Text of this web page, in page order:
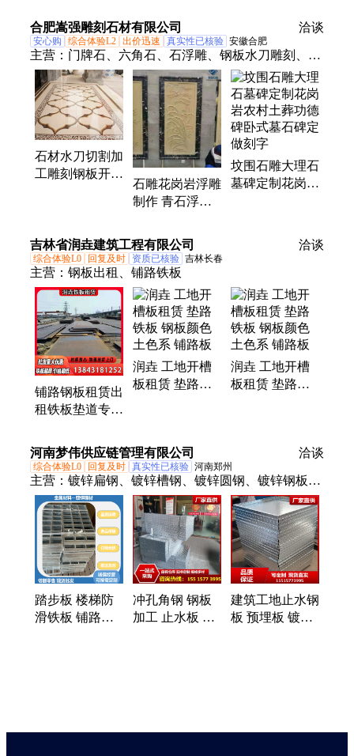
钢板材料 耐磨
抗冲击
合肥嵩强雕刻石材有限公司 洽谈
安心购 综合体验L2 出价迅速 真实性已核验 安徽合肥
主营： 门牌石、六角石、石浮雕、钢板水刀雕刻、大
理石、河堤石、凉亭石、花园石、泰山石、厂牌石、
石山门、景观石、自然石、青石板、风景石、雪浪
石、仿古石、门口石头、户外石桌、伟人雕塑、石雕
小桥、浮雕石雕、人物石雕、青石貔貅、栏杆护栏、
门口石雕
石材水刀切割加
工雕刻钢板开槽
石雕花岗岩浮雕
制作 青石浮雕
壁挂 大理石雕
花
坟围石雕大理石
墓碑定制花岗岩
吉林省润垚建筑工程有限公司 洽谈
综合体验L0 回复及时 资质已核验 吉林长春
主营： 钢板出租、铺路铁板
铺路钢板租赁出
租铁板垫道专用
长 春
润垚 工地开槽
板租赁 垫路铁
润垚 工地开槽
板租赁 垫路铁
河南梦伟供应链管理有限公司 洽谈
综合体验L0 回复及时 真实性已核验 河南郑州
主营： 镀锌扁钢、镀锌槽钢、镀锌圆钢、镀锌钢板、
钢板、镀锌花纹板、镀锌开平板、镀锌工字钢、镀锌
方管、镀锌矩管、镀锌角钢、镀锌卷开平、镀锌盘
圆、镀锌格栅板、开平板、幕墙连接件、配件、高新
层角钢、高新层槽钢、打包扣、H型钢、镀锌钢格
板、冲孔角钢、角码、热镀锌
踏步板 楼梯防
滑铁板 铺路钢
冲孔角钢 钢板
加工 止水板 开
建筑工地止水钢
板 预埋板 镀锌